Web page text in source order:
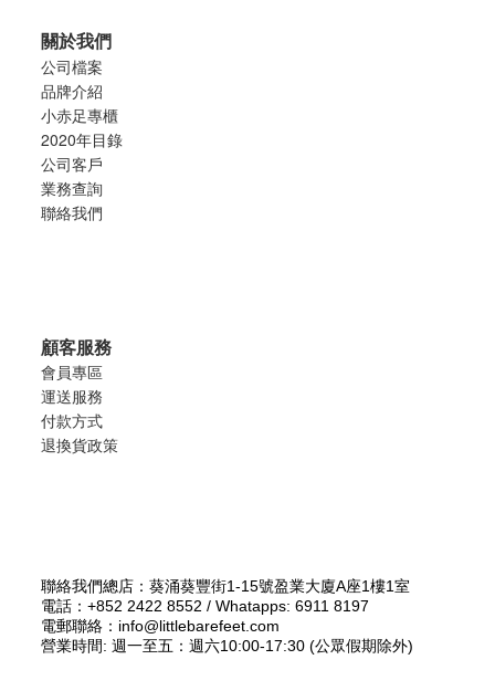
關於我們
公司檔案
品牌介紹
小赤足專櫃
2020年目錄
公司客戶
業務查詢
聯絡我們
顧客服務
會員專區
運送服務
付款方式
退換貨政策
聯絡我們總店：葵涌葵豐街1-15號盈業大廈A座1樓1室
電話：+852 2422 8552 / Whatapps: 6911 8197
電郵聯絡：info@littlebarefeet.com
營業時間: 週一至五：週六10:00-17:30 (公眾假期除外)